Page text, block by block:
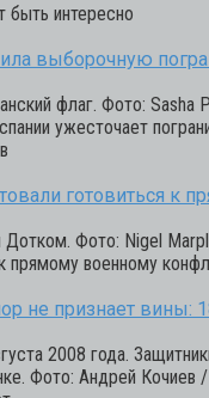
интересно
выборочную
флаг. Фото: Sasha
ужесточает
готовиться к
Дотком. Фото: Nigel
прямому военному
не признает вины:
2008 года.
Фото: Андрей Кочиев